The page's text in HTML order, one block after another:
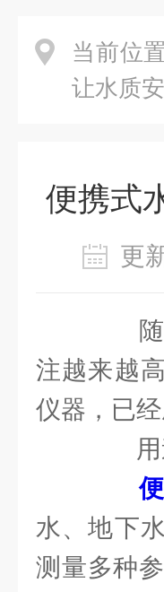
当前位
让水质
便携式
更
随着
注越来越
仪器，已
用
水、地下
测量多种